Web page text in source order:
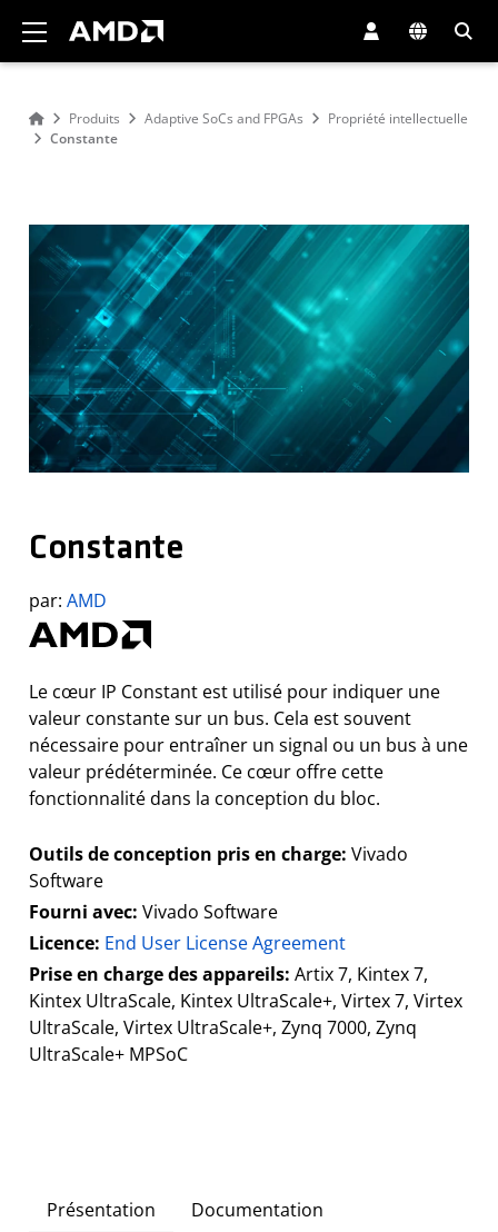
Produits Adaptive SoCs and FPGAs
Propriété intellectuelle
Constante
Constante
par: AMD
Le cœur IP Constant est utilisé pour indiquer une
valeur constante sur un bus. Cela est souvent
nécessaire pour entraîner un signal ou un bus à une
valeur prédéterminée. Ce cœur offre cette
fonctionnalité dans la conception du bloc.
Outils de conception pris en charge: Vivado
Software
Fourni avec: Vivado Software
Licence: End User License Agreement
Prise en charge des appareils: Artix 7, Kintex 7,
Kintex UltraScale, Kintex UltraScale+, Virtex 7, Virtex
UltraScale, Virtex UltraScale+, Zynq 7000, Zynq
UltraScale+ MPSoC
Présentation Documentation